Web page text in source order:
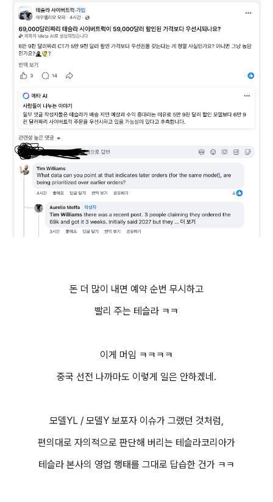
돈 더 많이 내면 예약 순번 무시하고
빨리 주는 테슬라 ㅋㅋ
이게 머임 ㅋㅋㅋㅋ
중국 선전 나까마도 이렇게 일은 안하겠네.
모델YL / 모델Y 보포자 이슈가 그랬던 것처럼,
편의대로 자의적으로 판단해 버리는 테슬라코리아가
테슬라 본사의 영업 행태를 그대로 답습한 건가 ㅋㅋ